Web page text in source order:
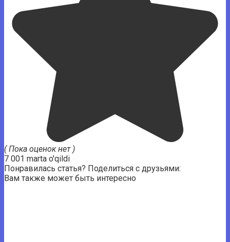
( Пока оценок нет )
7 001 marta o'qildi
Понравилась статья? Поделиться с друзьями:
Вам также может быть интересно